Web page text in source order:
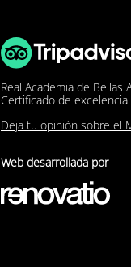
Real Academia de Bellas
Certificado de excelencia
Deja tu opinión sobre el
Web desarrollada por